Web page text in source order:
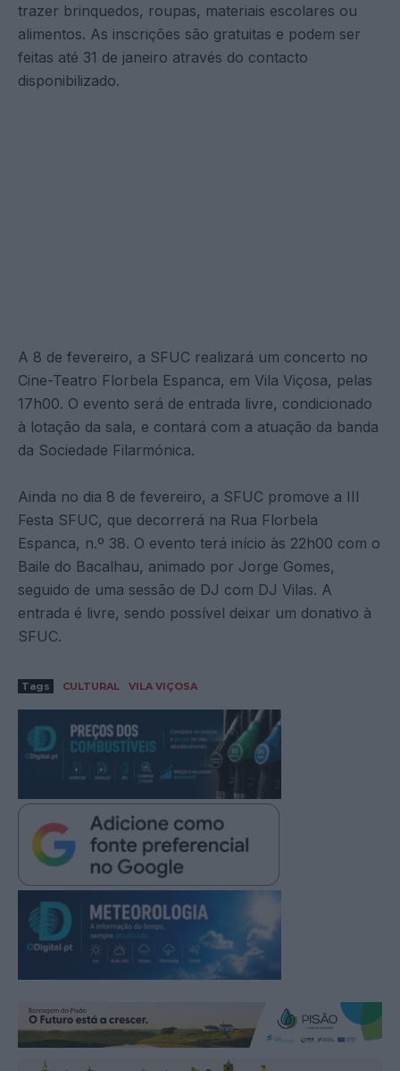
trazer brinquedos, roupas, materiais escolares ou
alimentos. As inscrições são gratuitas e podem ser
feitas até 31 de janeiro através do contacto
disponibilizado.
A 8 de fevereiro, a SFUC realizará um concerto no
Cine-Teatro Florbela Espanca, em Vila Viçosa, pelas
17h00. O evento será de entrada livre, condicionado
à lotação da sala, e contará com a atuação da banda
da Sociedade Filarmónica.
Ainda no dia 8 de fevereiro, a SFUC promove a III
Festa SFUC, que decorrerá na Rua Florbela
Espanca, n.º 38. O evento terá início às 22h00 com o
Baile do Bacalhau, animado por Jorge Gomes,
seguido de uma sessão de DJ com DJ Vilas. A
entrada é livre, sendo possível deixar um donativo à
SFUC.
Tags CULTURAL VILA VIÇOSA